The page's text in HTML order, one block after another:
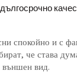
спокойно и с
че става
външен вид.